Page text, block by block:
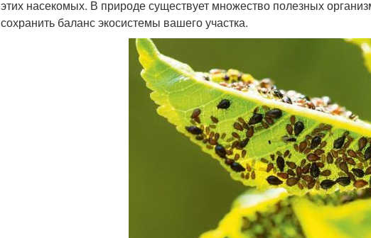
этих насекомых. В природе существует множество полезных
сохранить баланс экосистемы вашего участка.